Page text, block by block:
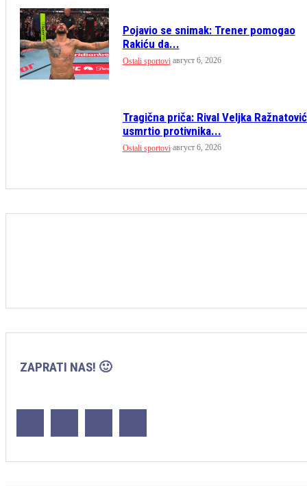
Pojavio se snimak: Trener pomogao
Rakiću da...
Ostali sportovi август 6, 2026
Tragična priča: Rival Veljka
usmrtio protivnika...
Ostali sportovi август 6, 2026
ZAPRATI NAS! 🙂